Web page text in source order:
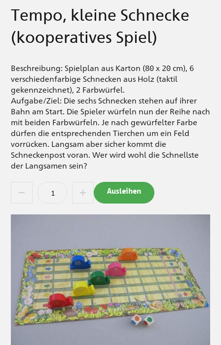
Tempo, kleine Schnecke
(kooperatives Spiel)
Beschreibung: Spielplan aus Karton (80 x 20 cm), 6
verschiedenfarbige Schnecken aus Holz (taktil
gekennzeichnet), 2 Farbwürfel.
Aufgabe/Ziel: Die sechs Schnecken stehen auf ihrer
Bahn am Start. Die Spieler würfeln nun der Reihe nach
mit beiden Farbwürfeln. Je nach gewürfelter Farbe
dürfen die entsprechenden Tierchen um ein Feld
vorrücken. Langsam aber sicher kommt die
Schneckenpost voran. Wer wird wohl die Schnellste
der Langsamen sein?
Ausleihen